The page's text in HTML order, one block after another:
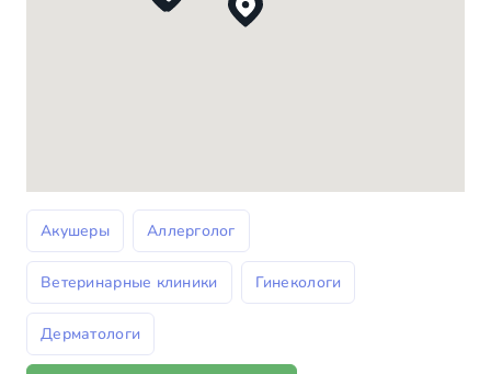
Акушеры Аллерголог
Ветеринарные клиники Гинекологи
Дерматологи